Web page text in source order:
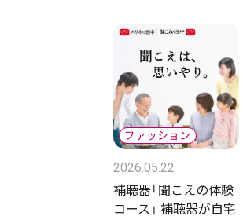
2026.05.22
補聴器「聞こえの体験
コース」 補聴器が自宅